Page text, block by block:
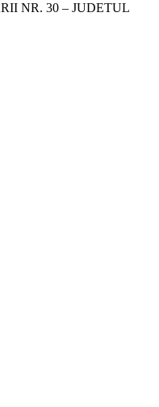
NR. 30 – JUDETUL